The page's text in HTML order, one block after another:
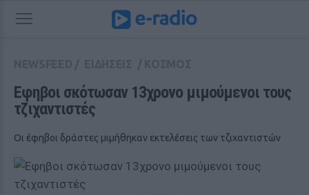
Εφηβοι σκότωσαν 13χρονο μιμούμενοι τους
τζιχαντιστές
Οι έφηβοι δράστες μιμήθηκαν εκτελέσεις των τζιχαντιστών